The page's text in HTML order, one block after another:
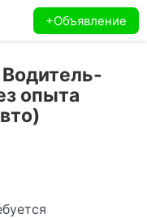
+Объявление
опыта